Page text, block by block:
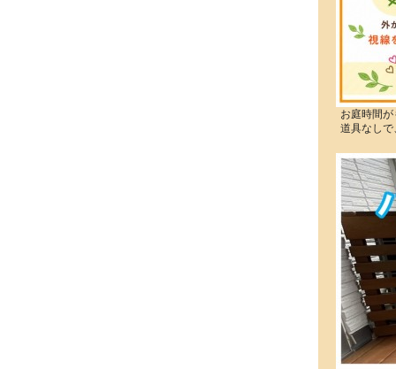
お庭時間
道具なし